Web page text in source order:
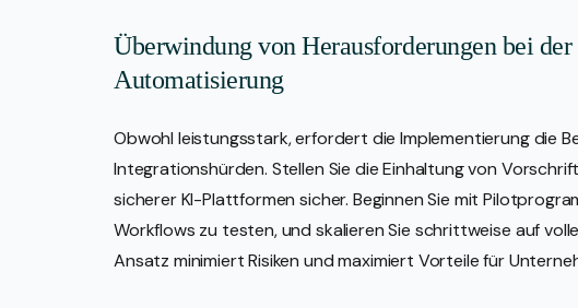
Überwindung von Herausforderungen bei
Automatisierung
Obwohl leistungsstark, erfordert die Implementierung die
Integrationshürden. Stellen Sie die Einhaltung von
sicherer KI-Plattformen sicher. Beginnen Sie mit
Workflows zu testen, und skalieren Sie schrittweise auf
Ansatz minimiert Risiken und maximiert Vorteile für